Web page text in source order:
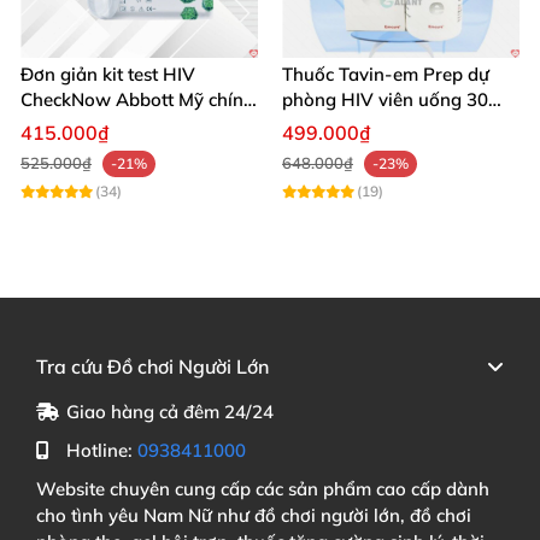
Người có bệnh gan nặng
hoặc bệnh thận tiến
triển
Phụ nữ có thaihoặc đang cho con bú (phải hỏi ý
kiến bác sĩ)
Không dùng chung với một số thuốc kháng acid
rifampicin, carbamazepin
Tác Dụng Phụ Thường Gặp
Đơn giản kit test HIV
CheckNow Abbott Mỹ chính
xác nhanh tại nhà
415.000₫
525.000₫
-21%
(34)
Thuốc Tavin-em Prep dự
phòng HIV viên uống 30
viên an toàn hiệu quả
499.000₫
648.000₫
-23%
(19)
Tra cứu Đồ chơi Người Lớn
Giao hàng cả đêm 24/24
Hotline: 0938411000
Website chuyên cung cấp các sản phẩm cao cấp dành
cho tình yêu Nam Nữ như đồ chơi người lớn, đồ chơi